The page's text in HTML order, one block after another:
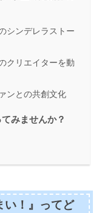
シンデレラストー
クリエイターを動
ンとの共創文化
みませんか？
い！』ってど